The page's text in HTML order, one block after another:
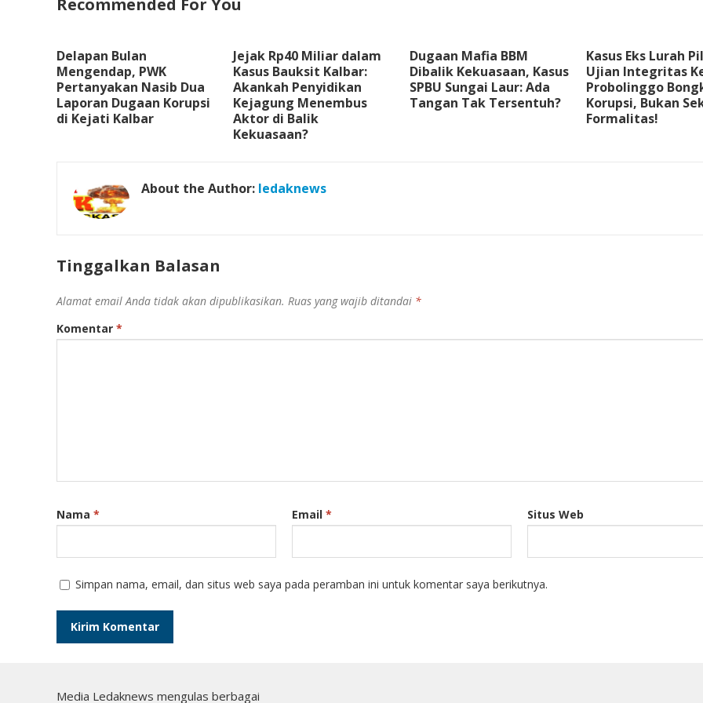
Recommended For You
Delapan Bulan
Mengendap, PWK
Pertanyakan Nasib Dua
Laporan Dugaan Korupsi
di Kejati Kalbar
Jejak Rp40 Miliar dalam
Kasus Bauksit Kalbar:
Akankah Penyidikan
Kejagung Menembus
Aktor di Balik
Kekuasaan?
Dugaan Mafia BBM
Dibalik Kekuasaan, Kasus
SPBU Sungai Laur: Ada
Tangan Tak Tersentuh?
Kasus Eks Lurah
Ujian Integritas
Probolinggo
Korupsi, Bukan
Formalitas!
About the Author: ledaknews
Tinggalkan Balasan
Alamat email Anda tidak akan dipublikasikan. Ruas yang wajib ditandai *
Komentar *
Nama * Email * Situs Web
Simpan nama, email, dan situs web saya pada peramban ini untuk komentar saya berikutnya.
Media Ledaknews mengulas berbagai